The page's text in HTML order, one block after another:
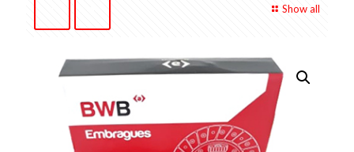
Show all